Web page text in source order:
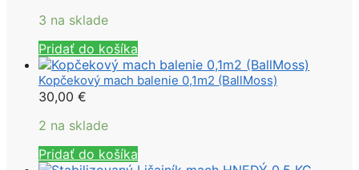
3 na sklade
Pridať do košíka
Kopčekový mach balenie 0,1m2 (BallMoss)
30,00 €
2 na sklade
Pridať do košíka